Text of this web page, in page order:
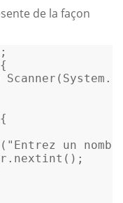
de la façon
{
Scanner(System.
{
"Entrez un